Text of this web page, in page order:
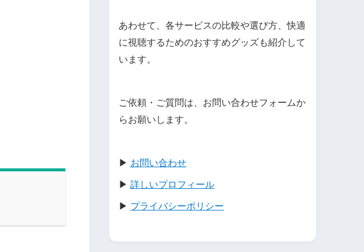
あわせて、各サービスの比較や選び方、快適
に視聴するためのおすすめグッズも紹介して
います。
ご依頼・ご質問は、お問い合わせフォームか
らお願いします。
▶ お問い合わせ
▶ 詳しいプロフィール
▶ プライバシーポリシー